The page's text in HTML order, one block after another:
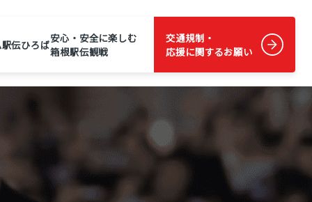
駅伝ひろば安心・安全に楽しむ
箱根駅伝観戦
交通規制・
応援に関するお願い